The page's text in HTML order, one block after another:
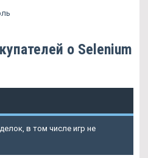
о Selenium
в том числе игр не